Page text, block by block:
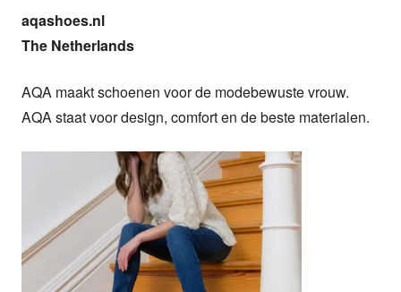
aqashoes.nl
The Netherlands
AQA maakt schoenen voor de modebewuste vrouw.
AQA staat voor design, comfort en de beste materialen.